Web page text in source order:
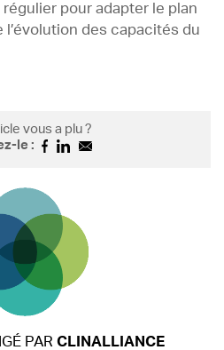
pour adapter le plan
des capacités du
vous a plu ?
le :
PAR CLINALLIANCE